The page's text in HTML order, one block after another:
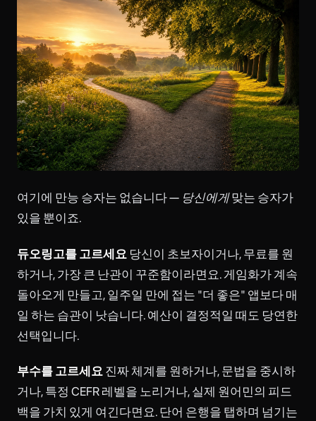
여기에 만능 승자는 없습니다 — 당신에게맞는 승자가
있을 뿐이죠.
듀오링고를 고르세요 당신이 초보자이거나, 무료를 원
하거나, 가장 큰 난관이 꾸준함이라면요. 게임화가 계속
돌아오게 만들고, 일주일 만에 접는 "더 좋은" 앱보다 매
일 하는 습관이 낫습니다. 예산이 결정적일 때도 당연한
선택입니다.
부수를 고르세요 진짜 체계를 원하거나, 문법을 중시하
거나, 특정 CEFR 레벨을 노리거나, 실제 원어민의 피드
백을 가치 있게 여긴다면요. 단어 은행을 탭하며 넘기는